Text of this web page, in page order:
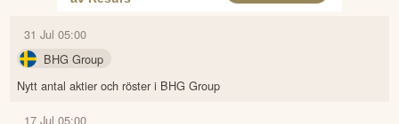
31 Jul 05:00
BHG Group
Nytt antal aktier och röster i BHG Group
17 Jul 05:00